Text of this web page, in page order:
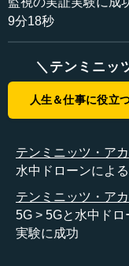
普通の5Gの実証実
なく、水中ドローン
す。この操作は低遅
証実験は、大容量通
ったユースケースで
●5Gによってタイ
が可能に
具体的な実証実験
9分18秒
＼テンミニッ
人生＆仕事に役立
テンミニッツ・ア
水中ドローンによ
テンミニッツ・ア
5G
5Gと水中ドロ
実験に成功